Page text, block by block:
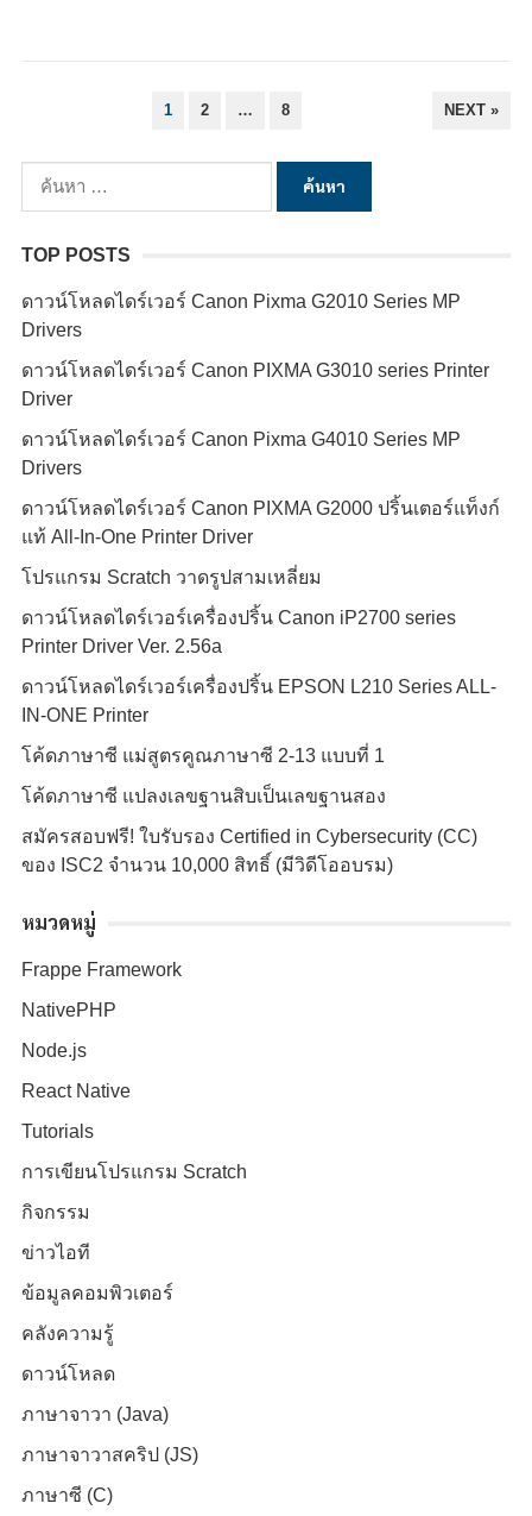
P
A
G
I
N
T
1 2 … 8 NEXT »
น
สำ
ห
รั
บ
:
TOP POSTS
ดาวน์โหลดไดร์เวอร์ Canon Pixma G2010 Series MP
Drivers
ดาวน์โหลดไดร์เวอร์ Canon PIXMA G3010 series Printer
Driver
ดาวน์โหลดไดร์เวอร์ Canon Pixma G4010 Series MP
Drivers
ดาวน์โหลดไดร์เวอร์ Canon PIXMA G2000 ปริ้นเตอร์แท็งก์
แท้ All-In-One Printer Driver
โปรแกรม Scratch วาดรูปสามเหลี่ยม
ดาวน์โหลดไดร์เวอร์เครื่องปริ้น Canon iP2700 series
Printer Driver Ver. 2.56a
ดาวน์โหลดไดร์เวอร์เครื่องปริ้น EPSON L210 Series ALL-
IN-ONE Printer
โค้ดภาษาซี แม่สูตรคูณภาษาซี 2-13 แบบที่ 1
โค้ดภาษาซี แปลงเลขฐานสิบเป็นเลขฐานสอง
สมัครสอบฟรี! ใบรับรอง Certified in Cybersecurity (CC)
ของ ISC2 จำนวน 10,000 สิทธิ์ (มีวิดีโออบรม)
หมวดหมู่
Frappe Framework
NativePHP
Node.js
React Native
Tutorials
การเขียนโปรแกรม Scratch
กิจกรรม
ข่าวไอที
ข้อมูลคอมพิวเตอร์
คลังความรู้
ดาวน์โหลด
ภาษาจาวา (Java)
ภาษาจาวาสคริป (JS)
ภาษาซี (C)